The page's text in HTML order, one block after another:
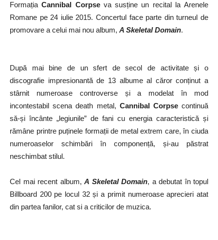
FormațiaCannibal Corpse va susține un recital la Arenele
Romane pe 24 iulie 2015. Concertul face parte din turneul de
promovare a celui mai nou album, A Skeletal Domain.
După mai bine de un sfert de secol de activitate și o
discografie impresionantă de 13 albume al căror conținut a
stârnit numeroase controverse și a modelat în mod
incontestabil scena death metal, Cannibal Corpsecontinuă
să-și încânte „legiunile” de fani cu energia caracteristică și
rămâne printre puținele formații de metal extrem care, în ciuda
numeroaselor schimbări în componență, și-au păstrat
neschimbat stilul.
Cel mai recent album, A Skeletal Domain, a debutat în topul
Billboard 200 pe locul 32 și a primit numeroase aprecieri atat
din partea fanilor, cat si a criticilor de muzica.